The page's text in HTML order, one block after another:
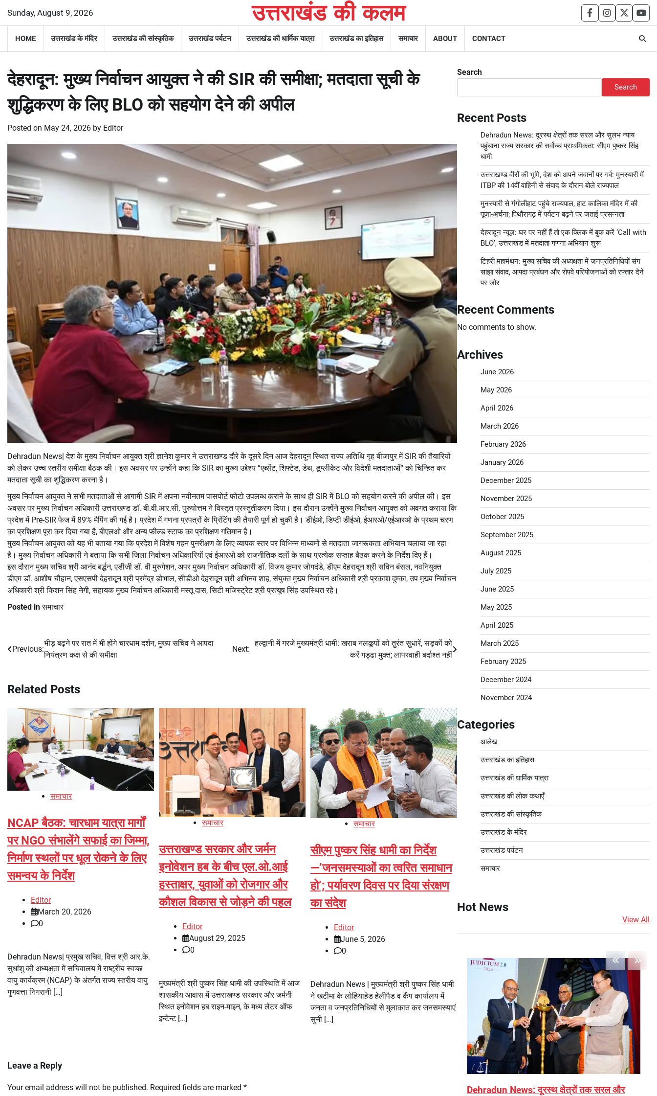
content
Sunday, August 9, 2026 उत्तराखंड की कलम facebookinstagram
twitter
HOME उत्तराखंड के मंदिर उत्तराखंड की सांस्कृतिक उत्तराखंड पर्यटन उत्तराखंड की धार्मिक यात्रा उत्तराखंड का इतिहास समाचार ABOUT CONTACT
देहरादून: मुख्य निर्वाचन आयुक्त ने की SIR की समीक्षा; मतदाता सूची के
शुद्धिकरण के लिए BLO को सहयोग देने की अपील
Posted on May 24, 2026 by Editor
Dehradun News| देश के मुख्य निर्वाचन आयुक्त श्री ज्ञानेश कुमार ने उत्तराखण्ड दौरे के दूसरे दिन आज देहरादून स्थित राज्य अतिथि गृह बीजापुर में SIR की तैयारियों
को लेकर उच्च स्तरीय समीक्षा बैठक की। इस अवसर पर उन्होंने कहा कि SIR का मुख्य उद्देश्य “एब्सेंट, शिफ्टेड, डेथ, डूप्लीकेट और विदेशी मतदाताओं“ को चिन्हित कर
मतदाता सूची का शुद्धिकरण करना है।
मुख्य निर्वाचन आयुक्त ने सभी मतदाताओं से आगामी SIR में अपना नवीनतम पासपोर्ट फोटो उपलब्ध कराने के साथ ही SIR में BLO को सहयोग करने की अपील की। इस
अवसर पर मुख्य निर्वाचन अधिकारी उत्तराखण्ड डॉ. बी.वी.आर.सी. पुरुषोत्तम ने विस्तृत प्रस्तुतीकरण दिया। इस दौरान उन्होंने मुख्य निर्वाचन आयुक्त को अवगत कराया कि
प्रदेश में Pre-SIR फेज में 89% मैपिंग की गई है। प्रदेश में गणना प्रपत्रों के प्रिंटिंग की तैयारी पूर्ण हो चुकी है। डीईओ, डिप्टी डीईओ, ईआरओ/एईआरओ के प्रथम चरण
का प्रशिक्षण पूरा कर दिया गया है, बीएलओ और अन्य फील्ड स्टाफ का प्रशिक्षण गतिमान है।
मुख्य निर्वाचन आयुक्त को यह भी बताया गया कि प्रदेश में विशेष गहन पुनरीक्षण के लिए व्यापक स्तर पर विभिन्न माध्यमों से मतदाता जागरूकता अभियान चलाया जा रहा
है। मुख्य निर्वाचन अधिकारी ने बताया कि सभी जिला निर्वाचन अधिकारियों एवं ईआरओ को राजनीतिक दलों के साथ प्रत्येक सप्ताह बैठक करने के निर्देश दिए हैं।
इस दौरान मुख्य सचिव श्री आनंद बर्द्धन, एडीजी डॉ. वी मुरुगेशन, अपर मुख्य निर्वाचन अधिकारी डॉ. विजय कुमार जोगदंडे, डीएम देहरादून श्री सविन बंसल, नवनियुक्त
डीएम डॉ. आशीष चौहान, एसएसपी देहरादून श्री प्रमेंद्र डोभाल, सीडीओ देहरादून श्री अभिनव शाह, संयुक्त मुख्य निर्वाचन अधिकारी श्री प्रकाश दुम्का, उप मुख्य निर्वाचन
अधिकारी श्री किशन सिंह नेगी, सहायक मुख्य निर्वाचन अधिकारी मस्तू दास, सिटी मजिस्ट्रेट श्री प्रत्यूष सिंह उपस्थित रहे।
Posted inसमाचार
Post
navigation
Previous:
भीड़ बढ़ने पर रात में भी होंगे चारधाम दर्शन, मुख्य सचिव ने आपदा
नियंत्रण कक्ष से की समीक्षा
Next:
हल्द्वानी में गरजे मुख्यमंत्री धामी: खराब नलकूपों को तुरंत सुधारें, सड़कों को
करें गड्ढा मुक्त; लापरवाही बर्दाश्त नहीं
Related Posts
समाचार
NCAP बैठक: चारधाम यात्रा मार्गों
पर NGO संभालेंगे सफाई का जिम्मा,
निर्माण स्थलों पर धूल रोकने के लिए
समन्वय के निर्देश
Editor
March 20, 2026
0
Dehradun News| प्रमुख सचिव, वित्त श्री आर.के.
सुधांशु की अध्यक्षता में सचिवालय में राष्ट्रीय स्वच्छ
वायु कार्यक्रम (NCAP) के अंतर्गत राज्य स्तरीय वायु
गुणवत्ता निगरानी […]
समाचार
उत्तराखण्ड सरकार और जर्मन
इनोवेशन हब के बीच एल.ओ.आई
हस्ताक्षर, युवाओं को रोजगार और
कौशल विकास से जोड़ने की पहल
Editor
August 29, 2025
0
मुख्यमंत्री श्री पुष्कर सिंह धामी की उपस्थिति में आज
शासकीय आवास में उत्तराखण्ड सरकार और जर्मनी
स्थित इनोवेशन हब राइन-माइन, के मध्य लेटर ऑफ
इन्टेन्ट […]
समाचार
सीएम पुष्कर सिंह धामी का निर्देश
—’जनसमस्याओं का त्वरित समाधान
हो’; पर्यावरण दिवस पर दिया संरक्षण
का संदेश
Editor
June 5, 2026
0
Dehradun News | मुख्यमंत्री श्री पुष्कर सिंह धामी
ने खटीमा के लोहियाहेड हेलीपैड व कैंप कार्यालय में
जनता व जनप्रतिनिधियों से मुलाकात कर जनसमस्याएं
सुनी […]
Leave a Reply
Your email address will not be published. Required fields are marked *
Search
Search
Recent Posts
Dehradun News: दूरस्थ क्षेत्रों तक सरल और सुलभ न्याय
पहुंचाना राज्य सरकार की सर्वोच्च प्राथमिकता: सीएम पुष्कर सिंह
धामी
उत्तराखण्ड वीरों की भूमि, देश को अपने जवानों पर गर्व: मुनस्यारी में
ITBP की 14वीं वाहिनी से संवाद के दौरान बोले राज्यपाल
मुनस्यारी से गंगोलीहाट पहुंचे राज्यपाल, हाट कालिका मंदिर में की
पूजा-अर्चना; पिथौरागढ़ में पर्यटन बढ़ने पर जताई प्रसन्नता
देहरादून न्यूज़: घर पर नहीं हैं तो एक क्लिक में बुक करें ‘Call with
BLO’, उत्तराखंड में मतदाता गणना अभियान शुरू
टिहरी महामंथन: मुख्य सचिव की अध्यक्षता में जनप्रतिनिधियों संग
साझा संवाद, आपदा प्रबंधन और रोपवे परियोजनाओं को रफ्तार देने
पर जोर
Recent Comments
No comments to show.
Archives
June 2026
May 2026
April 2026
March 2026
February 2026
January 2026
December 2025
November 2025
October 2025
September 2025
August 2025
July 2025
June 2025
May 2025
April 2025
March 2025
February 2025
December 2024
November 2024
Categories
आलेख
उत्तराखंड का इतिहास
उत्तराखंड की धार्मिक यात्रा
उत्तराखंड की लोक कथाएँ
उत्तराखंड की सांस्कृतिक
उत्तराखंड के मंदिर
उत्तराखंड पर्यटन
समाचार
Hot News
View All
Dehradun News: दूरस्थ क्षेत्रों तक सरल और